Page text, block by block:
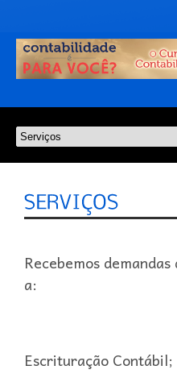
Recebemos
a:
Escrituração Contábil;